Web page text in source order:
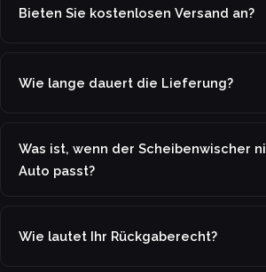
Bieten Sie kostenlosen Versand an?
Wie lange dauert die Lieferung?
Was ist, wenn der Scheibenwischer
Auto passt?
Wie lautet Ihr Rückgaberecht?